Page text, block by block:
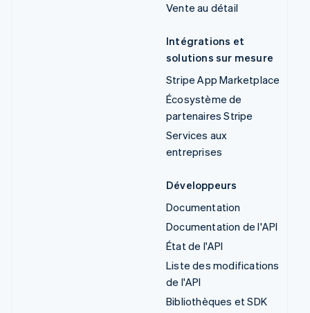
Vente au détail
Intégrations et
solutions sur mesure
Stripe App Marketplace
Écosystème de
partenaires Stripe
Services aux
entreprises
Développeurs
Documentation
Documentation de l'API
État de l'API
Liste des modifications
de l'API
Bibliothèques et SDK